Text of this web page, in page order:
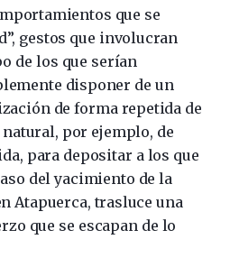
que se
gestos que involucran
de los que serían
disponer de un
de forma repetida de
por ejemplo, de
para depositar a los que
del yacimiento de la
Atapuerca, trasluce una
que se escapan de lo